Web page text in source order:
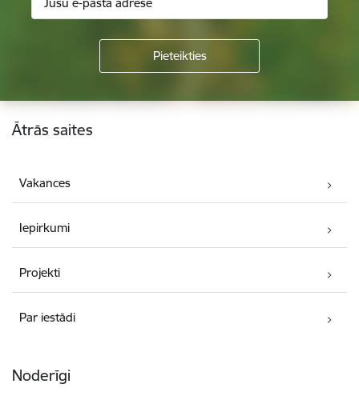
Kājene
Ātrās saites
Vakances
Iepirkumi
Projekti
Par iestādi
Noderīgi